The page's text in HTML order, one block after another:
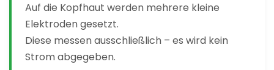
Auf die Kopfhaut werden mehrere kleine
Elektroden gesetzt.
Diese messen ausschließlich – es wird kein
Strom abgegeben.